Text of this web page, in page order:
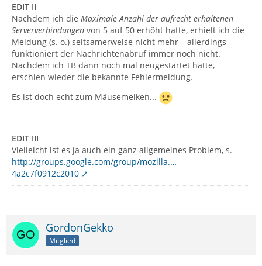
EDIT II
Nachdem ich die Maximale Anzahl der aufrecht erhaltenen
Serververbindungen von 5 auf 50 erhöht hatte, erhielt ich die
Meldung (s. o.) seltsamerweise nicht mehr – allerdings
funktioniert der Nachrichtenabruf immer noch nicht.
Nachdem ich TB dann noch mal neugestartet hatte,
erschien wieder die bekannte Fehlermeldung.
Es ist doch echt zum Mäusemelken...
EDIT III
Vielleicht ist es ja auch ein ganz allgemeines Problem, s.
http://groups.google.com/group/mozilla.…
4a2c7f0912c2010
GordonGekko
Mitglied